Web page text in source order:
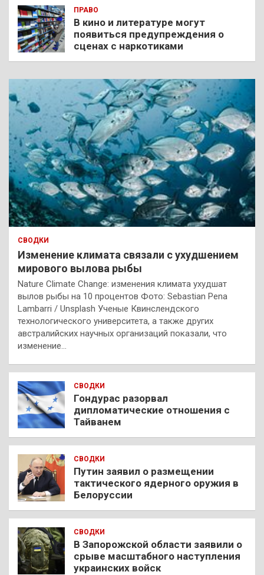
ПРАВО
В кино и литературе могут
появиться предупреждения о
сценах с наркотиками
СВОДКИ
Изменение климата связали с ухудшением
мирового вылова рыбы
Nature Climate Change: изменения климата ухудшат
вылов рыбы на 10 процентов Фото: Sebastian Pena
Lambarri / Unsplash Ученые Квинслендского
технологического университета, а также других
австралийских научных организаций показали, что
изменение…
СВОДКИ
Гондурас разорвал
дипломатические отношения с
Тайванем
СВОДКИ
Путин заявил о размещении
тактического ядерного оружия в
Белоруссии
СВОДКИ
В Запорожской области заявили о
срыве масштабного наступления
украинских войск